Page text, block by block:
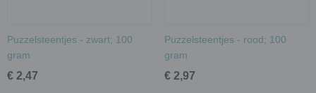
Puzzelsteentjes - zwart; 100
gram
€ 2,47
Puzzelsteentjes - rood; 100
gram
€ 2,97